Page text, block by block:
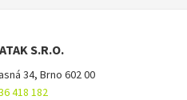
S.R.O.
34, Brno 602 00
418 182